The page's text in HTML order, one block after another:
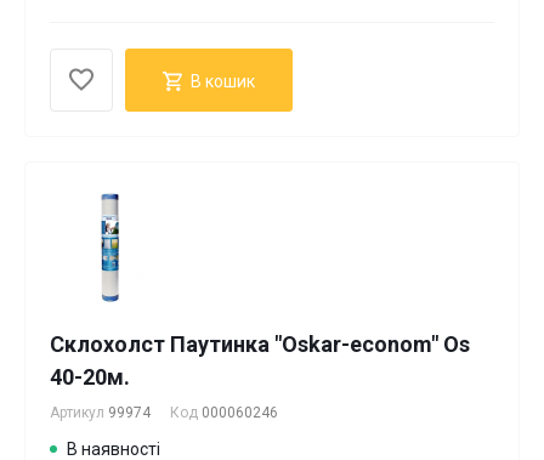
В кошик
Склохолст Паутинка "Oskar-econom" Os
40-20м.
Артикул 99974 Код 000060246
В наявності